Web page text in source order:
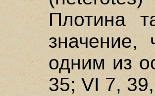
Плотина
одним из
35; VI 7,